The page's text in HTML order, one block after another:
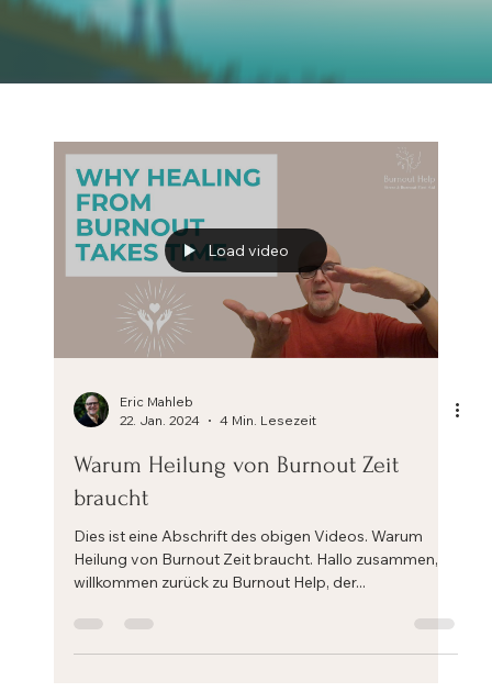
Load video
Eric Mahleb
22. Jan. 2024
4 Min. Lesezeit
Warum Heilung von Burnout Zeit
braucht
Dies ist eine Abschrift des obigen Videos. Warum
Heilung von Burnout Zeit braucht. Hallo zusammen,
willkommen zurück zu Burnout Help, der...